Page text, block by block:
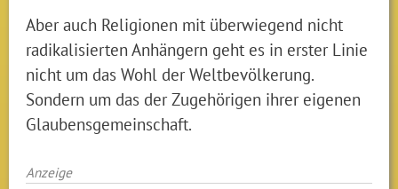
Aber auch Religionen mit überwiegend nicht
radikalisierten Anhängern geht es in erster Linie
nicht um das Wohl der Weltbevölkerung.
Sondern um das der Zugehörigen ihrer eigenen
Glaubensgemeinschaft.
Anzeige